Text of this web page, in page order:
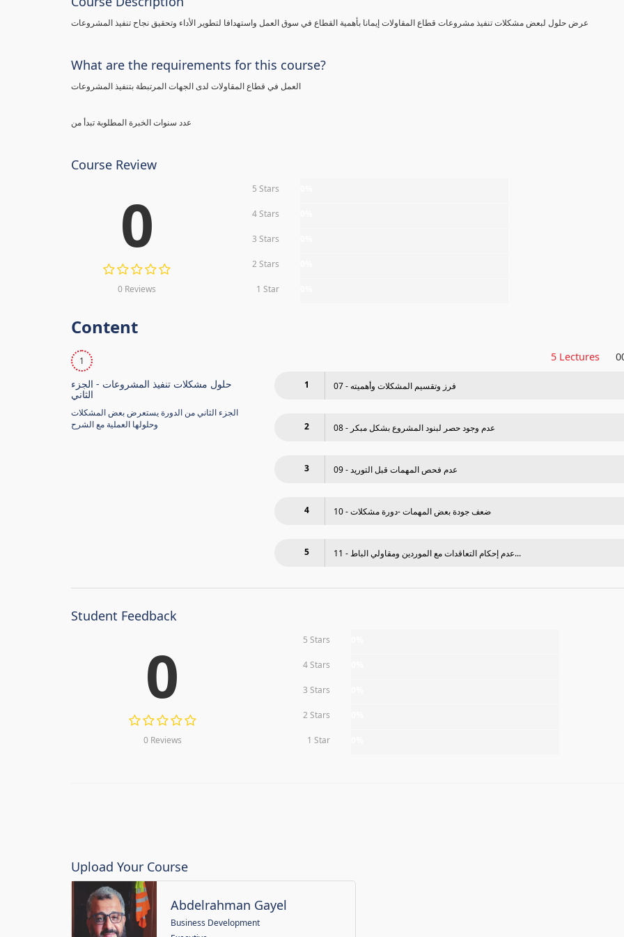
عرض حلول لبعض مشكلات تنفيذ مشروعات قطاع المقاولات إيمانا بأهمية القطاع في سوق العمل واستهدافا لتطوير الأداء وتحقيق نجاح تنفيذ المشروعات
What are the requirements for this course?
عدد سنوات الخبرة المطلوبة تبدأ من
Course Review
0
0 Reviews
5 Stars
4 Stars
3 Stars
2 Stars
1 Star
Content
1 5 Lectures
حلول مشكلات تنفيذ المشروعات - الجزء
الثاني
الجزء الثاني من الدورة يستعرض بعض المشكلات
وحلولها العملية مع الشرح
1 07 - فرز وتقسيم المشكلات وأهميته
2 08 - عدم وجود حصر لبنود المشروع بشكل مبكر
3 09 - عدم فحص المھمات قبل التوريد
4 10 - ضعف جودة بعض المھمات -دورة مشكلات
5 11 - عدم إحكام التعاقدات مع الموردين ومقاولي الباط...
Student Feedback
0
0 Reviews
5 Stars
4 Stars
3 Stars
2 Stars
1 Star
Upload Your Course
Abdelrahman Gayel
Business Development